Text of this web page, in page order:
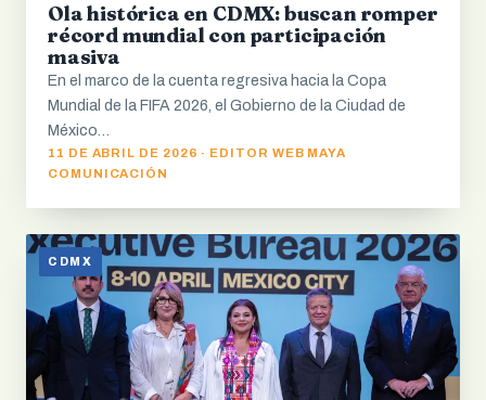
Ola histórica en CDMX: buscan romper
récord mundial con participación
masiva
En el marco de la cuenta regresiva hacia la Copa
Mundial de la FIFA 2026, el Gobierno de la Ciudad de
México…
11 DE ABRIL DE 2026 · EDITOR WEB MAYA
COMUNICACIÓN
CDMX